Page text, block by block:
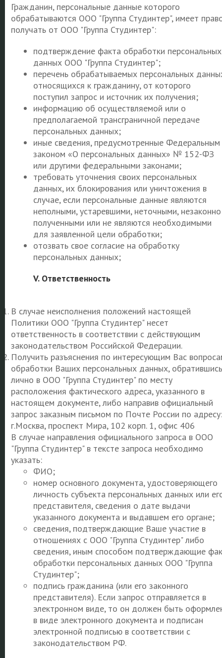
Гражданин, персональные данные которого
обрабатываются ООО "Группа Студинтер", имеет
получать от ООО "Группа Студинтер":
подтверждение факта обработки персональных
данных ООО "Группа Студинтер";
перечень обрабатываемых персональных
относящихся к гражданину, от которого
поступил запрос и источник их получения;
информацию об осуществляемой или о
предполагаемой трансграничной передаче
персональных данных;
иные сведения, предусмотренные Федеральным
законом «О персональных данных» № 152-ФЗ
или другими федеральными законами;
требовать уточнения своих персональных
данных, их блокирования или уничтожения в
случае, если персональные данные являются
неполными, устаревшими, неточными, незаконно
полученными или не являются необходимыми
для заявленной цели обработки;
отозвать свое согласие на обработку
персональных данных;
V. Ответственность
В случае неисполнения положений настоящей
Политики ООО "Группа Студинтер" несет
ответственность в соответствии с действующим
законодательством Российской Федерации.
Получить разъяснения по интересующим Вас
обработки Ваших персональных данных, обратившись
лично в ООО "Группа Студинтер" по месту
расположения фактического адреса, указанного в
настоящем документе, либо направив официальный
запрос заказным письмом по Почте России по адресу:
г.Москва, проспект Мира, 102 корп. 1, офис 406
В случае направления официального запроса в ООО
"Группа Студинтер" в тексте запроса необходимо
указать:
ФИО;
номер основного документа, удостоверяющего
личность субъекта персональных данных или
представителя, сведения о дате выдачи
указанного документа и выдавшем его органе;
сведения, подтверждающие Ваше участие в
отношениях с ООО "Группа Студинтер" либо
сведения, иным способом подтверждающие
обработки персональных данных ООО "Группа
Студинтер";
подпись гражданина (или его законного
представителя). Если запрос отправляется в
электронном виде, то он должен быть
в виде электронного документа и подписан
электронной подписью в соответствии с
законодательством РФ.